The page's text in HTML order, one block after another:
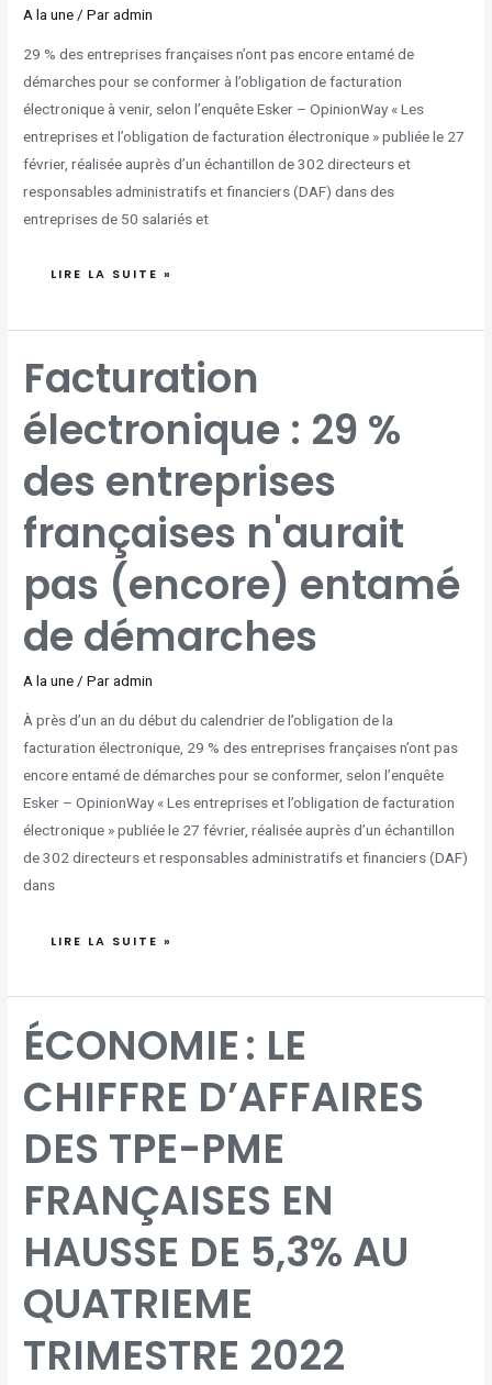
A la une / Paradmin
29 % des entreprises françaises n’ont pas encore entamé de
démarches pour se conformer à l’obligation de facturation
électronique à venir, selon l’enquête Esker – OpinionWay « Les
entreprises et l’obligation de facturation électronique » publiée le 27
février, réalisée auprès d’un échantillon de 302 directeurs et
responsables administratifs et financiers (DAF) dans des
entreprises de 50 salariés et
LIRE LA SUITE »
Facturation
électronique : 29 %
des entreprises
françaises n'aurait
pas (encore) entamé
de démarches
A la une/ Paradmin
À près d’un an du début du calendrier de l’obligation de la
facturation électronique, 29 % des entreprises françaises n’ont pas
encore entamé de démarches pour se conformer, selon l’enquête
Esker – OpinionWay « Les entreprises et l’obligation de facturation
électronique » publiée le 27 février, réalisée auprès d’un échantillon
de 302 directeurs et responsables administratifs et financiers (DAF)
dans
ÉLECTRONIQUE
:
29
DES
ENTREPRISES
FRANÇAISES
N'AURAIT
ENTAMÉ
DE
DÉMARCHES
LIRE LA SUITE »
ÉCONOMIE : LE
CHIFFRE D’AFFAIRES
DES TPE-PME
FRANÇAISES EN
HAUSSE DE 5,3% AU
QUATRIEME
TRIMESTRE 2022
LE
CHIFFRE
D’AFFAIRES
PME
FRANÇAISES
EN
DE
5,3%
AU
QUATRIEME
2022